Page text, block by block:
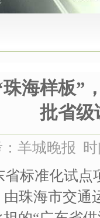
海样板”
批省级
羊城晚报 时
省标准化试
珠海市交